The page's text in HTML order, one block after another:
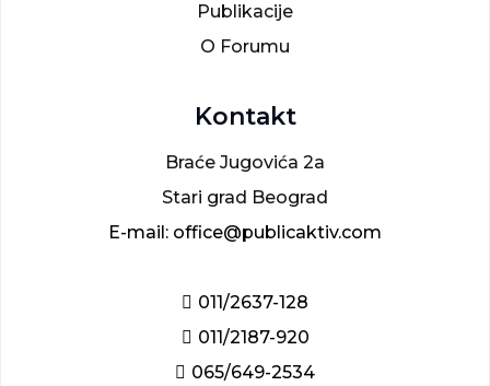
Publikacije
O Forumu
Kontakt
Braće Jugovića 2a
Stari grad Beograd
E-mail: office@publicaktiv.com
011/2637-128
011/2187-920
065/649-2534